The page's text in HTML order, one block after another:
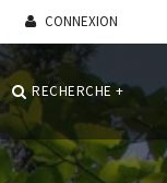
CONNEXION
RECHERCHE +